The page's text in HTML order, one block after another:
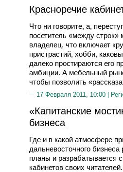
Красноречие
Что ни говорите, а,
посетитель «между
владелец, что включает
пристрастий, хобби,
далеко простираются его
амбиции. А мебельный
чтобы позволить
17 Февраля 2011, 10:00 |
«Капитанские
бизнеса
Где и в какой атмосфере
дальневосточного
планы и разрабатывается
кабинетов своих читателей.